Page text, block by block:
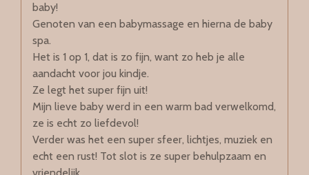
baby!
Genoten van een babymassage en hierna de baby
spa.
Het is 1 op 1, dat is zo fijn, want zo heb je alle
aandacht voor jou kindje.
Ze legt het super fijn uit!
Mijn lieve baby werd in een warm bad verwelkomd,
ze is echt zo liefdevol!
Verder was het een super sfeer, lichtjes, muziek en
echt een rust! Tot slot is ze super behulpzaam en